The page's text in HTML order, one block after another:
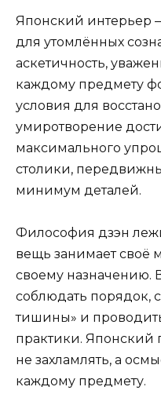
Японский интерьер
для утомлённых
аскетичность,
каждому предмету
условия для
умиротворение
максимального
столики,
минимум деталей.
Философия дзэн
вещь занимает своё
своему назначению.
соблюдать порядок,
тишины» и
практики. Японский
не захламлять, а
каждому предмету.